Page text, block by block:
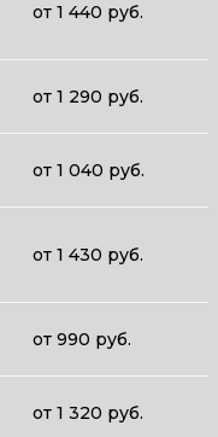
от 1 440 руб.
от 1 290 руб.
от 1 040 руб.
от 1 430 руб.
от 990 руб.
от 1 320 руб.